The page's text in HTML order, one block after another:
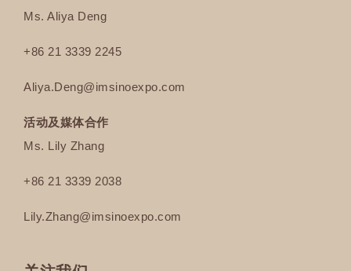
Ms. Aliya Deng
+86 21 3339 2245
Aliya.Deng@imsinoexpo.com
活动及媒体合作
Ms. Lily Zhang
+86 21 3339 2038
Lily.Zhang@imsinoexpo.com